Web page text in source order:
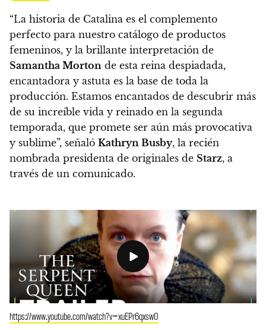
“La historia de Catalina es el complemento
perfecto para nuestro catálogo de productos
femeninos, y la brillante interpretación de
Samantha Morton de esta reina despiadada,
encantadora y astuta es la base de toda la
producción. Estamos encantados de descubrir más
de su increíble vida y reinado en la segunda
temporada, que promete ser aún más provocativa
y sublime”, señaló Kathryn Busby, la recién
nombrada presidenta de originales de Starz, a
través de un comunicado.
https://www.youtube.com/watch?v=xuEPr6qxsw0